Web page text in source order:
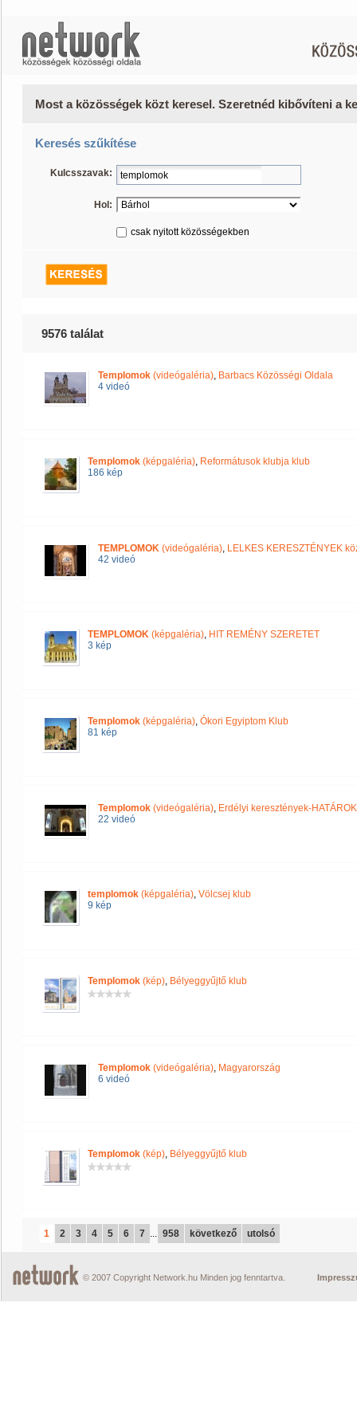
Most a közösségek közt keresel. Szeretnéd kibővíteni a
Keresés szűkítése
Kulcsszavak:
Hol:
csak nyitott közösségekben
9576 találat
Templomok (videógaléria), Barbacs Közösségi Oldala
4 videó
Templomok (képgaléria), Reformátusok klubja klub
186 kép
TEMPLOMOK (videógaléria), LELKES KERESZTÉNYEK
42 videó
TEMPLOMOK (képgaléria), HIT REMÉNY SZERETET
3 kép
Templomok (képgaléria), Ókori Egyiptom Klub
81 kép
Templomok (videógaléria), Erdélyi keresztények-
22 videó
templomok (képgaléria), Völcsej klub
9 kép
Templomok (kép), Bélyeggyűjtő klub
Templomok (videógaléria), Magyarország
6 videó
Templomok (kép), Bélyeggyűjtő klub
1 2 3 4 5 6 7 ... 958 következő utolsó
© 2007 Copyright Network.hu Minden jog fenntartva.